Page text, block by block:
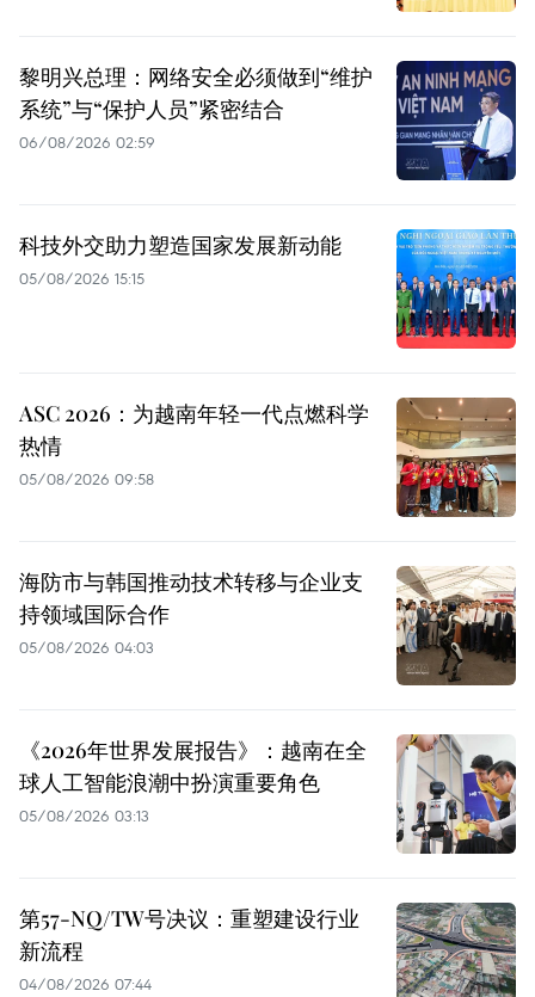
黎明兴总理：网络安全必须做到“维护
系统”与“保护人员”紧密结合
06/08/2026 02:59
科技外交助力塑造国家发展新动能
05/08/2026 15:15
ASC 2026：为越南年轻一代点燃科学
热情
05/08/2026 09:58
海防市与韩国推动技术转移与企业支
持领域国际合作
05/08/2026 04:03
《2026年世界发展报告》：越南在全
球人工智能浪潮中扮演重要角色
05/08/2026 03:13
第57-NQ/TW号决议：重塑建设行业
新流程
04/08/2026 07:44